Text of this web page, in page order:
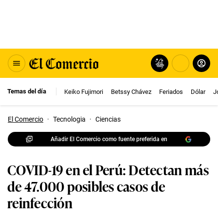
Temas del día Keiko Fujimori Betssy Chávez Feriados Dólar
El Comercio · Tecnologia · Ciencias
Añadir El Comercio como fuente preferida en
COVID-19 en el Perú: Detectan más
de 47.000 posibles casos de
reinfección